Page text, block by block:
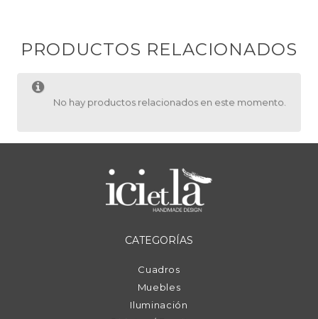
PRODUCTOS RELACIONADOS
No hay productos relacionados en este momento.
CATEGORÍAS
Cuadros
Muebles
Iluminación